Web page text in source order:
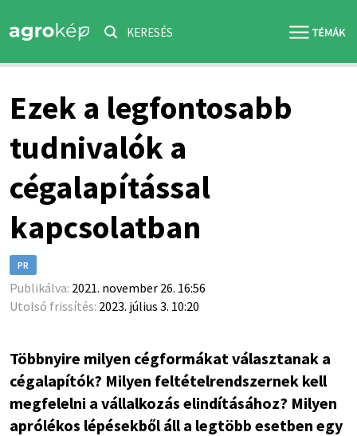
KERESÉS
Ezek a legfontosabb
tudnivalók a
cégalapítással
kapcsolatban
PR
Publikálva: 2021. november 26. 16:56
Utolsó frissítés: 2023. július 3. 10:20
Többnyire milyen cégformákat választanak a
cégalapítók? Milyen feltételrendszernek kell
megfelelni a vállalkozás elindításához? Milyen
aprólékos lépésekből áll a legtöbb esetben egy